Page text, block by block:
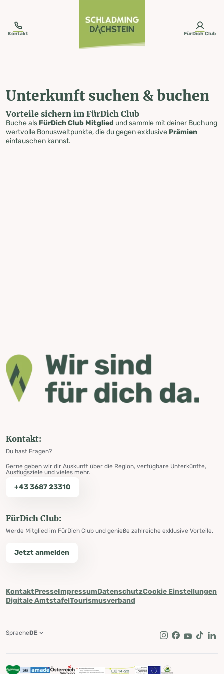
Kontakt FürDich Club
Unterkunft suchen & buchen
Vorteile sichern im FürDich Club
Buche als FürDich Club Mitglied und sammle mit deiner Buchung
wertvolle Bonusweltpunkte, die du gegen exklusive Prämien
eintauschen kannst.
Kontakt:
Du hast Fragen?
Gerne geben wir dir Auskunft über die Region, verfügbare Unterkünfte,
Ausflugsziele und vieles mehr.
+43 3687 23310
FürDich Club:
Werde Mitglied im FürDich Club und genieße zahlreiche exklusive Vorteile.
Jetzt anmelden
KontaktPresseImpressumDatenschutzCookie Einstellungen
Digitale AmtstafelTourismusverband
Instagram
Facebook
Youtube
Tik Tok
SpracheDE